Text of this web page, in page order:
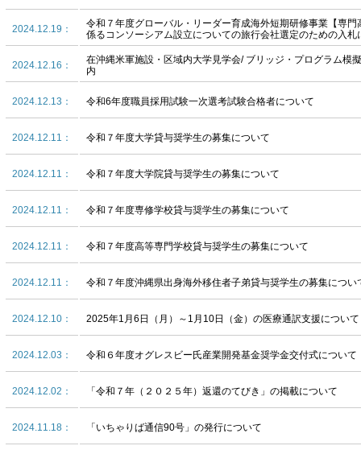
2024.12.19：
令和７年度グローバル・リーダー育成海外短期研修事業【専
係るコンソーシアム設立についての旅行会社選定のための入札
2024.12.16：
在沖縄米軍施設・区域内大学見学会/ ブリッジ・プログラム模
内
2024.12.13： 令和6年度職員採用試験一次選考試験合格者について
2024.12.11： 令和７年度大学貸与奨学生の募集について
2024.12.11： 令和７年度大学院貸与奨学生の募集について
2024.12.11： 令和７年度専修学校貸与奨学生の募集について
2024.12.11： 令和７年度高等専門学校貸与奨学生の募集について
2024.12.11： 令和７年度沖縄県出身海外移住者子弟貸与奨学生の募集につい
2024.12.10： 2025年1月6日（月）～1月10日（金）の医療通訳支援について
2024.12.03： 令和６年度オグレスビー氏産業開発基金奨学金交付式について
2024.12.02： 「令和７年（２０２５年）返還のてびき」の掲載について
2024.11.18： 「いちゃりば通信90号」の発行について